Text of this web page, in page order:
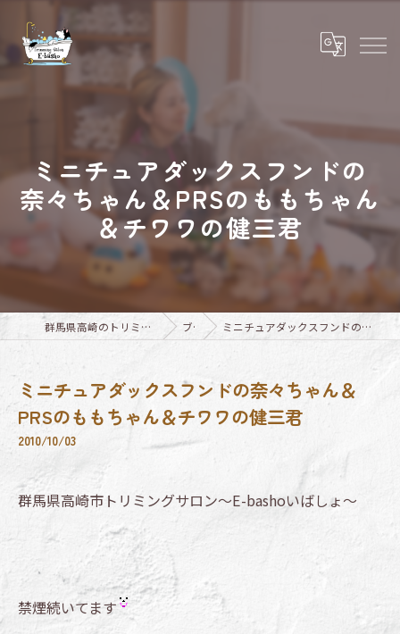
ミニチュアダックスフンドの
奈々ちゃん＆PRSのももちゃん
＆チワワの健三君
群馬県高崎のトリミングならTrimming Salon E-basho ブログ ミニチュアダックスフンドの奈々ちゃん＆PRSのももちゃん＆チワワの健三君
ミニチュアダックスフンドの奈々ちゃん＆
PRSのももちゃん＆チワワの健三君
2010/10/03
群馬県高崎市トリミングサロン～E-bashoいばしょ～
禁煙続いてます